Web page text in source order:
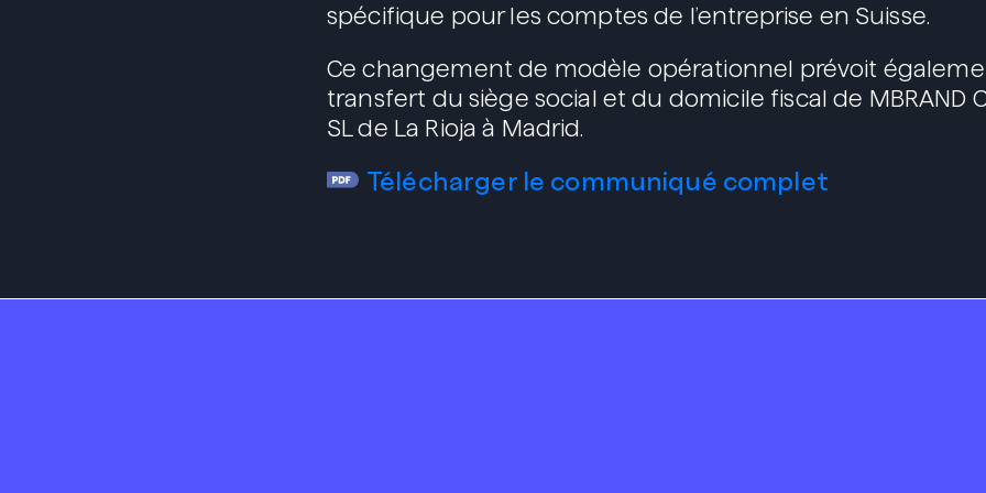
spécifique pour les comptes de l’entreprise en Suisse.
Ce changement de modèle opérationnel prévoit
transfert du siège social et du domicile fiscal de MBRAND
SL de La Rioja à Madrid.
Télécharger le communiqué complet